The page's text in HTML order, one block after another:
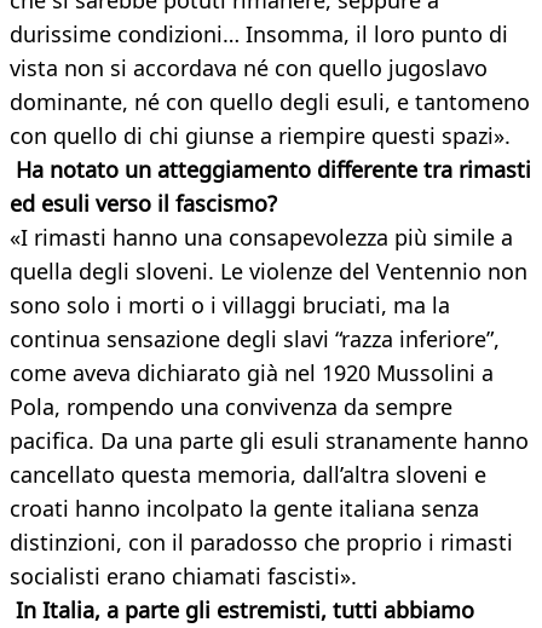
durissime condizioni… Insomma, il loro punto di
vista non si accordava né con quello jugoslavo
dominante, né con quello degli esuli, e tantomeno
con quello di chi giunse a riempire questi spazi».
Ha notato un atteggiamento differente tra rimasti
ed esuli verso il fascismo?
«I rimasti hanno una consapevolezza più simile a
quella degli sloveni. Le violenze del Ventennio non
sono solo i morti o i villaggi bruciati, ma la
continua sensazione degli slavi “razza inferiore”,
come aveva dichiarato già nel 1920 Mussolini a
Pola, rompendo una convivenza da sempre
pacifica. Da una parte gli esuli stranamente hanno
cancellato questa memoria, dall’altra sloveni e
croati hanno incolpato la gente italiana senza
distinzioni, con il paradosso che proprio i rimasti
socialisti erano chiamati fascisti».
In Italia, a parte gli estremisti, tutti abbiamo